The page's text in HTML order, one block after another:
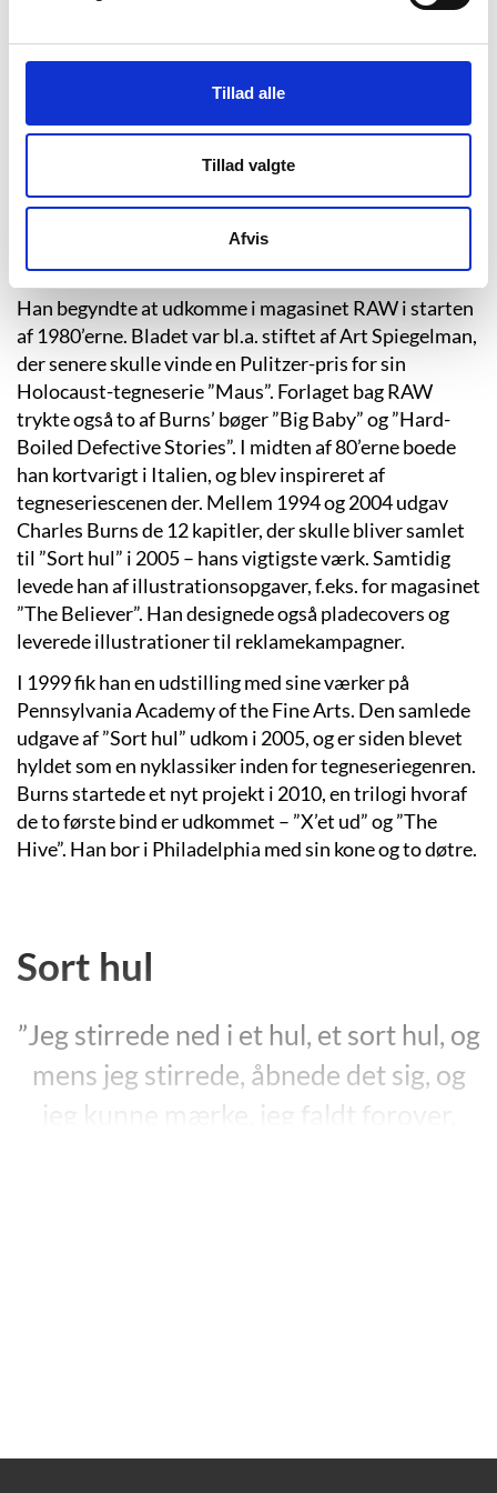
Tillad alle
Tillad valgte
Afvis
Interview with Charles Burns. Randomhouse, 11-29-
Burns tog på en kunstskole i Oakland, Californien. En
tid han senere ville beskrive i sit værk “X’et ud”. På
kunstskolen eksperimenterede han med sin
udtryksform, han prøvede både fotografi, skulpturer,
performancekunst og video, men vendte tilbage til
tegneserierne efter at han blev færdig.
Han begyndte at udkomme i magasinet RAW i starten
af 1980’erne. Bladet var bl.a. stiftet af Art Spiegelman,
der senere skulle vinde en Pulitzer-pris for sin
Holocaust-tegneserie ”Maus”. Forlaget bag RAW
trykte også to af Burns’ bøger ”Big Baby” og ”Hard-
Boiled Defective Stories”. I midten af 80’erne boede
han kortvarigt i Italien, og blev inspireret af
tegneseriescenen der. Mellem 1994 og 2004 udgav
Charles Burns de 12 kapitler, der skulle bliver samlet
til ”Sort hul” i 2005 – hans vigtigste værk. Samtidig
levede han af illustrationsopgaver, f.eks. for magasinet
”The Believer”. Han designede også pladecovers og
leverede illustrationer til reklamekampagner.
I 1999 fik han en udstilling med sine værker på
Pennsylvania Academy of the Fine Arts. Den samlede
udgave af ”Sort hul” udkom i 2005, og er siden blevet
hyldet som en nyklassiker inden for tegneseriegenren.
Burns startede et nyt projekt i 2010, en trilogi hvoraf
de to første bind er udkommet – ”X’et ud” og ”The
Hive”. Han bor i Philadelphia med sin kone og to døtre.
Sort hul
”Jeg stirrede ned i et hul, et sort hul, og
mens jeg stirrede, åbnede det sig, og
jeg kunne mærke, jeg faldt forover,